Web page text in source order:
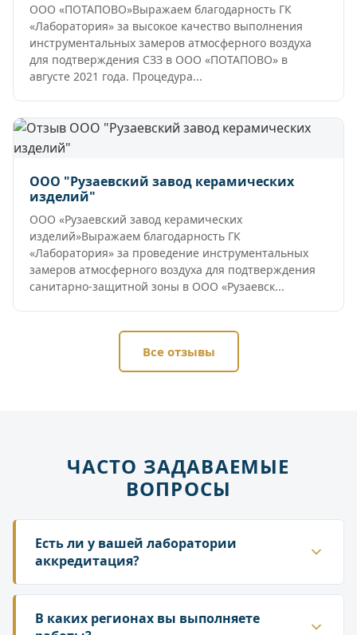
ООО «ПОТАПОВО»Выражаем благодарность ГК
«Лаборатория» за высокое качество выполнения
инструментальных замеров атмосферного воздуха
для подтверждения СЗЗ в ООО «ПОТАПОВО» в
августе 2021 года. Процедура...
ООО "Рузаевский завод керамических
изделий"
ООО «Рузаевский завод керамических
изделий»Выражаем благодарность ГК
«Лаборатория» за проведение инструментальных
замеров атмосферного воздуха для подтверждения
санитарно-защитной зоны в ООО «Рузаевск...
Все отзывы
ЧАСТО ЗАДАВАЕМЫЕ
ВОПРОСЫ
Есть ли у вашей лаборатории
аккредитация?
Да. ГК «Лаборатория» аккредитована в
национальной системе Росаккредитации. Наши
В каких регионах вы выполняете